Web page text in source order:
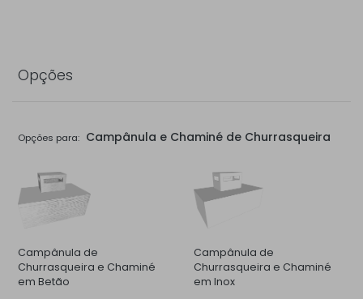
Opções
Opções para: Campânula e Chaminé de Churrasqueira
Campânula de
Churrasqueira e Chaminé
em Betão
Campânula de
Churrasqueira e Chaminé
em Inox